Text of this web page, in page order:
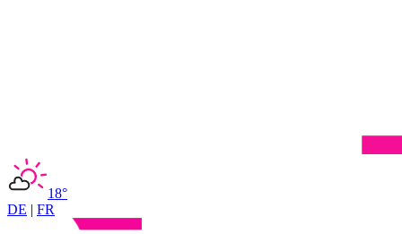
18°
DE | FR